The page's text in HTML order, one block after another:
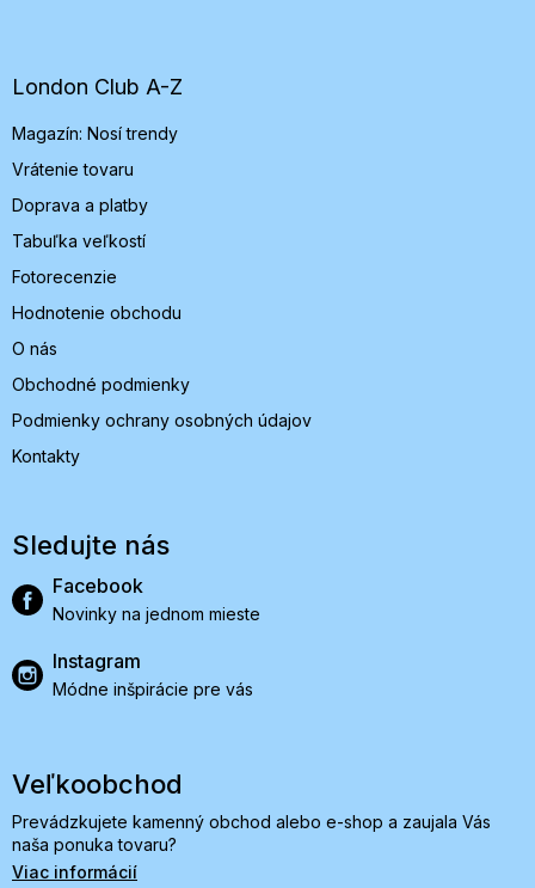
e
London Club A-Z
Magazín: Nosí trendy
Vrátenie tovaru
Doprava a platby
Tabuľka veľkostí
Fotorecenzie
Hodnotenie obchodu
O nás
Obchodné podmienky
Podmienky ochrany osobných údajov
Kontakty
Sledujte nás
Facebook
Novinky na jednom mieste
Instagram
Módne inšpirácie pre vás
Veľkoobchod
Prevádzkujete kamenný obchod alebo e-shop a zaujala Vás
naša ponuka tovaru?
Viac informácií